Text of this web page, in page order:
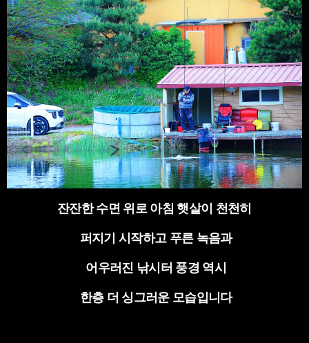
잔잔한 수면 위로 아침 햇살이 천천히
퍼지기 시작하고 푸른 녹음과
어우러진 낚시터 풍경 역시
한층 더 싱그러운 모습입니다